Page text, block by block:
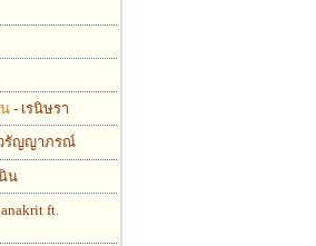
- เรนิษรา
รัญญาภรณ์
น
ft.